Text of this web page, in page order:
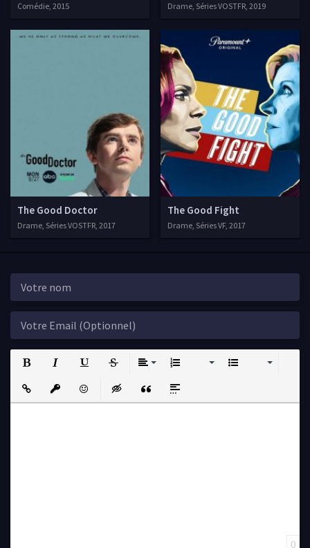
Comédie, 2015 Drame, Séries VOSTFR, 2019
The Good Doctor
Drame, Séries VOSTFR, 2017
The Good Fight
Drame, Séries VF, 2017
Strikethrough
Insert LinkInsert protected link
EmoticonsInsert hidden text
Insert QuoteInsert spoiler
0